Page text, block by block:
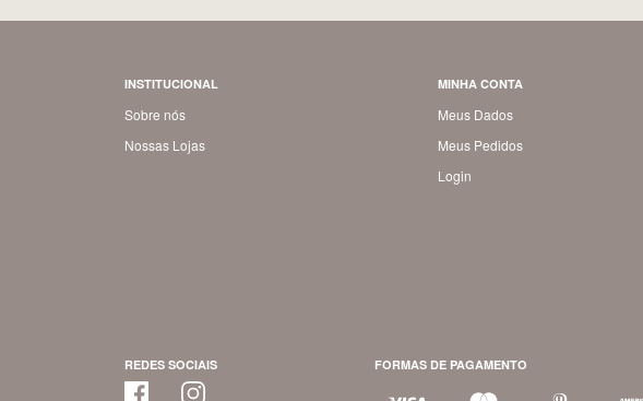
INSTITUCIONAL
Sobre nós
Nossas Lojas
MINHA CONTA
Meus Dados
Meus Pedidos
Login
REDES SOCIAIS FORMAS DE PAGAMENTO